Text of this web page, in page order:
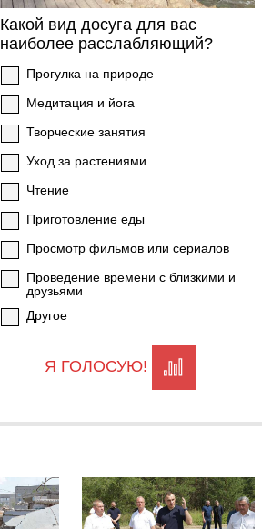
Какой вид досуга для вас
наиболее расслабляющий?
Прогулка на природе
Медитация и йога
Творческие занятия
Уход за растениями
Чтение
Приготовление еды
Просмотр фильмов или сериалов
Проведение времени с близкими и
друзьями
Другое
Я ГОЛОСУЮ!